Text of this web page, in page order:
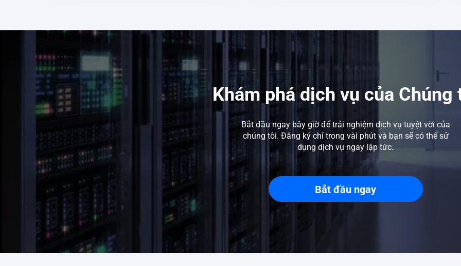
Khám phá dịch vụ của Chúng
Bắt đầu ngay bây giờ để trải nghiệm dịch vụ tuyệt vời của
chúng tôi. Đăng ký chỉ trong vài phút và bạn sẽ có thể sử
dụng dịch vụ ngay lập tức.
Bắt đầu ngay